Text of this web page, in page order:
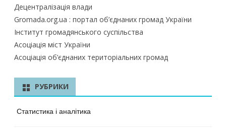
Децентралізація влади
Gromada.org.ua : портал об’єднаних громад України
Інститут громадянського суспільства
Асоціація міст України
Асоціація об’єднаних територіальних громад
РУБРИКИ
Статистика і аналітика